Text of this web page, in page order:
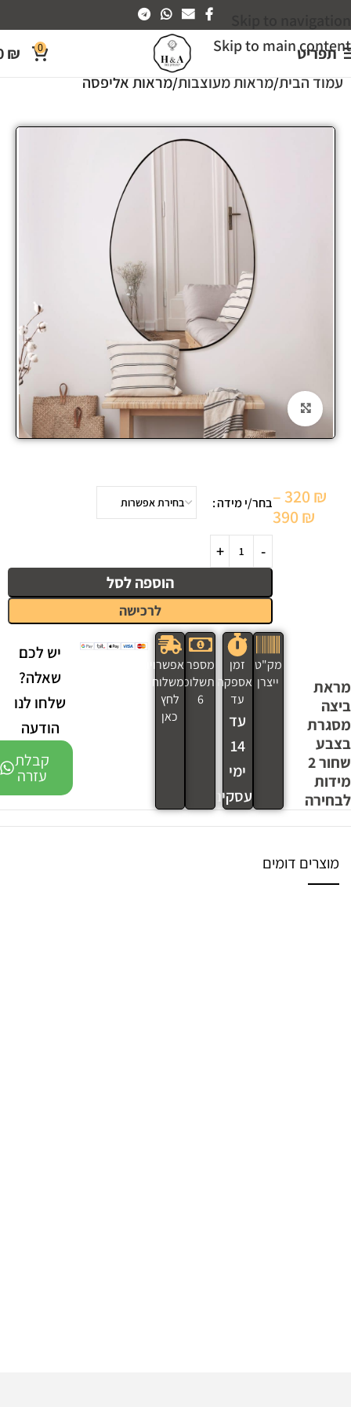
Skip to main content
תפריט 0
₪
עמוד הבית מראות מעוצבות מראות אליפסה
Click to enlarge
320₪
–
390₪
בחר/י מידה
הוספה לסל
לרכישה
מראת
ביצה
מסגרת
בצבע
שחור 2
מידות
לבחירה
מק"ט
ייצרן
זמן
אספקה
עד
עד
14
ימי
עסקים
מספר
תשלומים
6
אפשרויות
משלוח
לחץ
כאן
יש לכם
שאלה?
שלחו לנו
הודעה
קבלת
עזרה
מוצרים דומים